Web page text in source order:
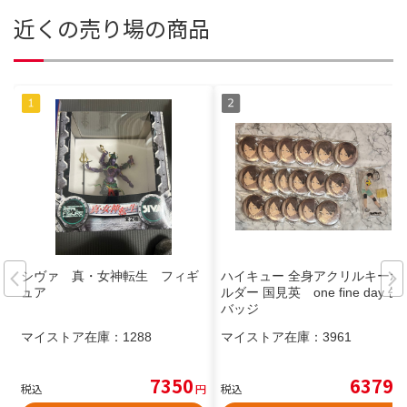
近くの売り場の商品
シヴァ 真・女神転生 フィギ
ュア
マイストア在庫： 1288
税込 7350円
ハイキュー 全身アクリルキーホ
ルダー 国見英 one fine day 缶
バッジ
マイストア在庫： 3961
税込 6379